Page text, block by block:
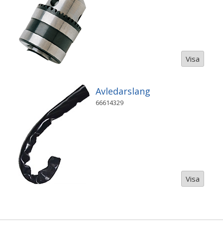
Visa
Avledarslang
66614329
Visa